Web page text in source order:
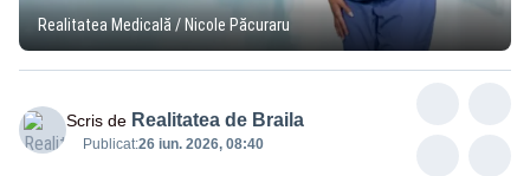
Realitatea Medicală / Nicole Păcuraru
Scris de Realitatea de Braila
Publicat:26 iun. 2026, 08:40